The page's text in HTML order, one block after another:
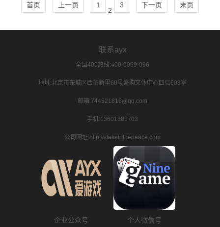
首页 上一页 1
2
3 下一页 末页
联系ayx
全国400热线:400-0069-096
地址:北京市东城区西革新里60号盛购文体中心四层603室
邮箱:744521816@qq.com
手机:13601385703
公司网址:http://stakeinthepeace.com
企业公众号 个人微信号